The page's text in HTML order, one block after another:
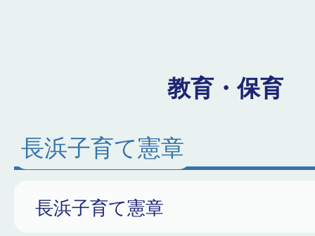
教育・保育
長浜子育て憲章
長浜子育て憲章